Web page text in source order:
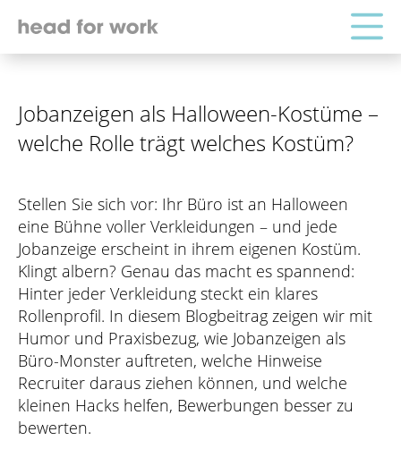
Jobanzeigen als Halloween-Kostüme –
welche Rolle trägt welches Kostüm?
Stellen Sie sich vor: Ihr Büro ist an Halloween
eine Bühne voller Verkleidungen – und jede
Jobanzeige erscheint in ihrem eigenen Kostüm.
Klingt albern? Genau das macht es spannend:
Hinter jeder Verkleidung steckt ein klares
Rollenprofil. In diesem Blogbeitrag zeigen wir mit
Humor und Praxisbezug, wie Jobanzeigen als
Büro-Monster auftreten, welche Hinweise
Recruiter daraus ziehen können, und welche
kleinen Hacks helfen, Bewerbungen besser zu
bewerten.